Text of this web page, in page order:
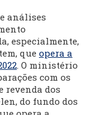
análises
especialmente,
que opera a
. O ministério
com os
revenda dos
do fundo dos